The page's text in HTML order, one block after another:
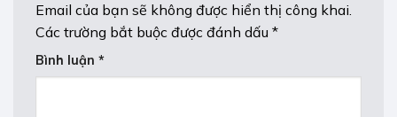
Email của bạn sẽ không được hiển thị công khai.
Các trường bắt buộc được đánh dấu *
Bình luận *